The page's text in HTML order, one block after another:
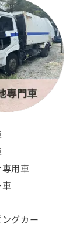
用車
グカー